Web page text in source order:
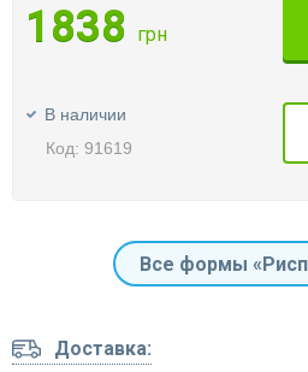
1838 грн
В наличии
Код: 91619
Все формы
Доставка: